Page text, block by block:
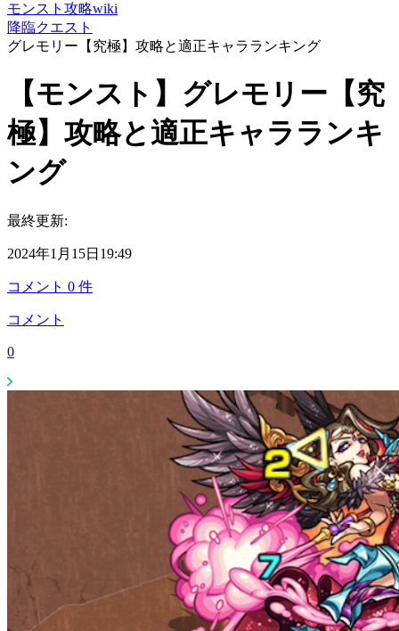
モンスト攻略wiki
降臨クエスト
グレモリー【究極】攻略と適正キャラランキング
【モンスト】グレモリー【究
極】攻略と適正キャラランキ
ング
最終更新:
2024年1月15日19:49
コメント 0 件
コメント
0